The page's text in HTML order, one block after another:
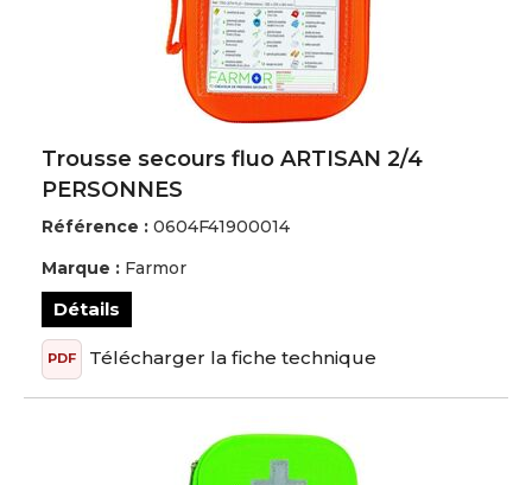
Trousse secours fluo ARTISAN 2/4
PERSONNES
Référence : 0604F41900014
Marque : Farmor
Détails
PDF Télécharger la fiche technique